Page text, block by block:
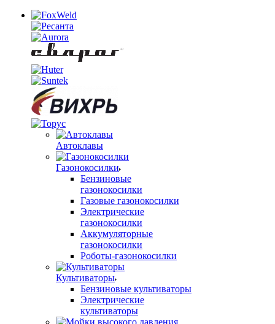
Автоклавы
Газонокосилки
Бензиновые
газонокосилки
Газовые газонокосилки
Электрические
газонокосилки
Аккумуляторные
газонокосилки
Роботы-газонокосилки
Культиваторы
Бензиновые культиваторы
Электрические
культиваторы